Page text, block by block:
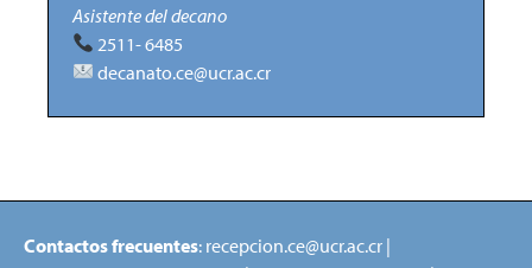
Asistente del decano
2511- 6485
decanato.ce@ucr.ac.cr
Contactos frecuentes: recepcion.ce@ucr.ac.cr |